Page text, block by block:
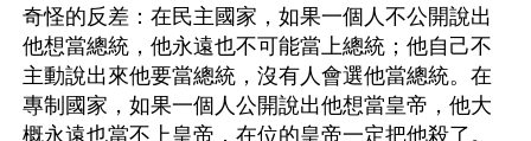
奇怪的反差：在民主國家，如果一個人不公開說出
他想當總統，他永遠也不可能當上總統；他自己不
主動說出來他要當總統，沒有人會選他當總統。在
專制國家，如果一個人公開說出他想當皇帝，他大
概永遠也當不上皇帝，在位的皇帝一定把他殺了。